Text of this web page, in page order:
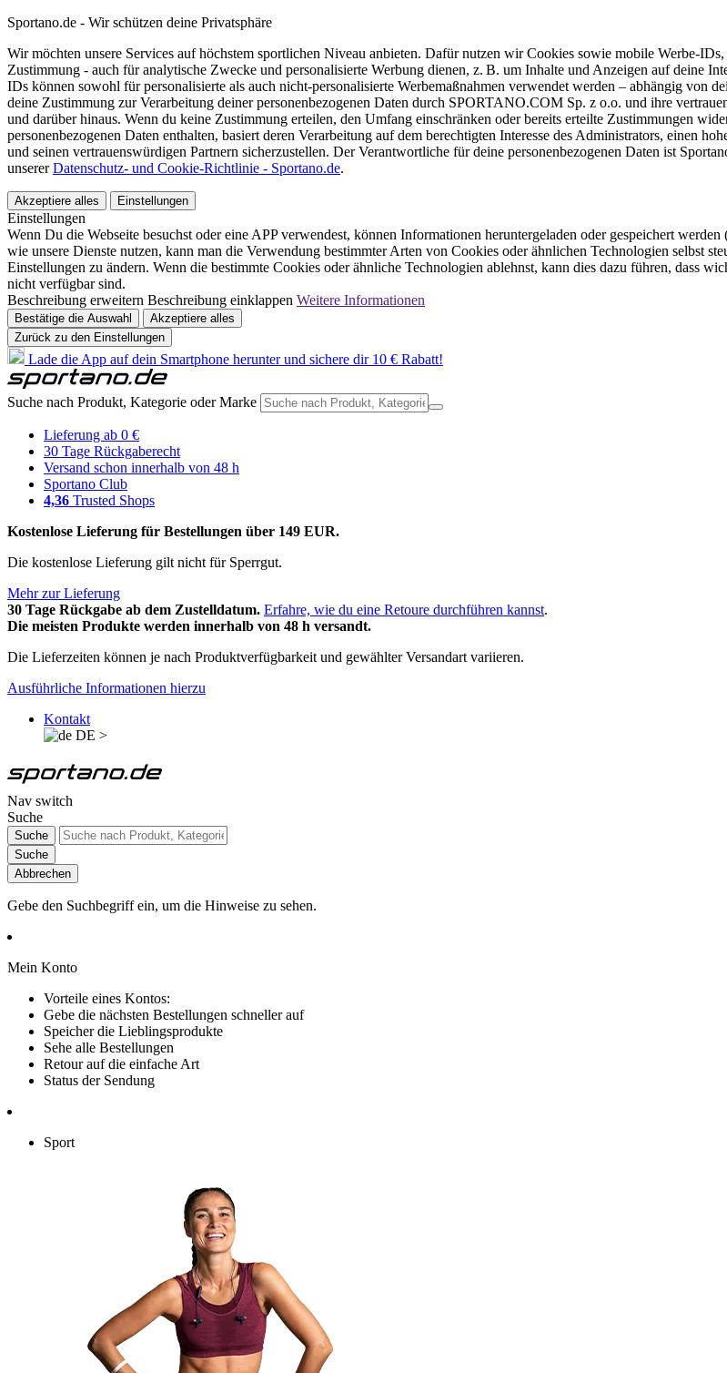
Sportano.de - Wir schützen deine Privatsphäre
Wir möchten unsere Services auf höchstem sportlichen Niveau anbieten. Dafür nutzen wir Cookies sowie mobile Werbe-
Zustimmung - auch für analytische Zwecke und personalisierte Werbung dienen, z. B. um Inhalte und Anzeigen auf deine
IDs können sowohl für personalisierte als auch nicht-personalisierte Werbemaßnahmen verwendet werden – abhängig von
deine Zustimmung zur Verarbeitung deiner personenbezogenen Daten durch SPORTANO.COM Sp. z o.o. und ihre
und darüber hinaus. Wenn du keine Zustimmung erteilen, den Umfang einschränken oder bereits erteilte Zustimmungen
personenbezogenen Daten enthalten, basiert deren Verarbeitung auf dem berechtigten Interesse des Administrators, einen
und seinen vertrauenswürdigen Partnern sicherzustellen. Der Verantwortliche für deine personenbezogenen Daten ist
unsererDatenschutz- und Cookie-Richtlinie - Sportano.de.
Akzeptiere alles Einstellungen
Einstellungen
Wenn Du die Webseite besuchst oder eine APP verwendest, können Informationen heruntergeladen oder gespeichert
wie unsere Dienste nutzen, kann man die Verwendung bestimmter Arten von Cookies oder ähnlichen Technologien selbst
Einstellungen zu ändern. Wenn die bestimmte Cookies oder ähnliche Technologien ablehnst, kann dies dazu führen, dass
nicht verfügbar sind.
Beschreibung erweitern Beschreibung einklappen Weitere Informationen
Bestätige die Auswahl
Akzeptiere alles
Zurück zu den Einstellungen
Lade die App auf dein Smartphone herunter und sichere dir 10 € Rabatt!
Suche nach Produkt, Kategorie oder Marke
Lieferung ab 0 €
30 Tage Rückgaberecht
Versand schon innerhalb von 48 h
Sportano Club
4,36 Trusted Shops
Kostenlose Lieferung für Bestellungen über 149 EUR.
Die kostenlose Lieferung gilt nicht für Sperrgut.
Mehr zur Lieferung
30 Tage Rückgabe ab dem Zustelldatum. Erfahre, wie du eine Retoure durchführen kannst.
Die meisten Produkte werden innerhalb von 48 h versandt.
Die Lieferzeiten können je nach Produktverfügbarkeit und gewählter Versandart variieren.
Ausführliche Informationen hierzu
Kontakt
DE >
Nav switch
Suche
Suche
Suche
Abbrechen
Gebe den Suchbegriff ein, um die Hinweise zu sehen.
Mein Konto
Vorteile eines Kontos:
Gebe die nächsten Bestellungen schneller auf
Speicher die Lieblingsprodukte
Sehe alle Bestellungen
Retour auf die einfache Art
Status der Sendung
Sport